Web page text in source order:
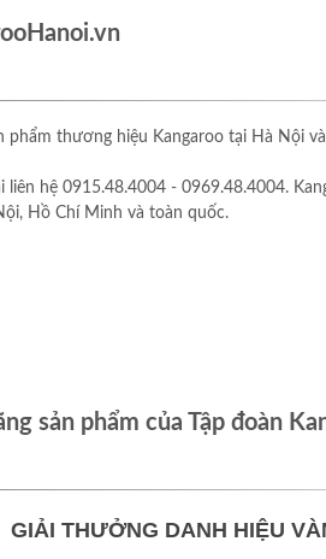
thương hiệu Kangaroo tại Hà Nội
hệ 0915.48.4004 - 0969.48.4004.
Hồ Chí Minh và toàn quốc.
sản phẩm của Tập đoàn
GIẢI THƯỞNG DANH HIỆU